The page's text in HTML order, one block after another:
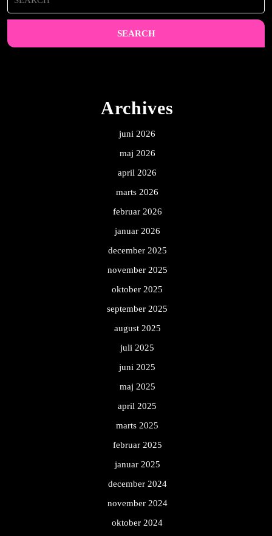
for:
Archives
juni 2026
maj 2026
april 2026
marts 2026
februar 2026
januar 2026
december 2025
november 2025
oktober 2025
september 2025
august 2025
juli 2025
juni 2025
maj 2025
april 2025
marts 2025
februar 2025
januar 2025
december 2024
november 2024
oktober 2024